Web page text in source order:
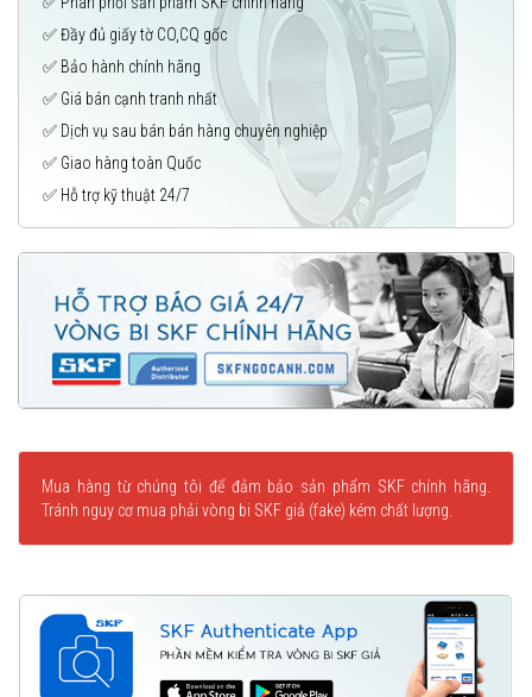
✅ Đầy đủ giấy tờ CO,CQ gốc
✅ Bảo hành chính hãng
✅ Giá bán cạnh tranh nhất
✅ Dịch vụ sau bán bán hàng chuyên nghiệp
✅ Giao hàng toàn Quốc
✅ Hỗ trợ kỹ thuật 24/7
Mua hàng từ chúng tôi để đảm bảo sản phẩm SKF chính hãng.
Tránh nguy cơ mua phải vòng bi SKF giả (fake) kém chất lượng.